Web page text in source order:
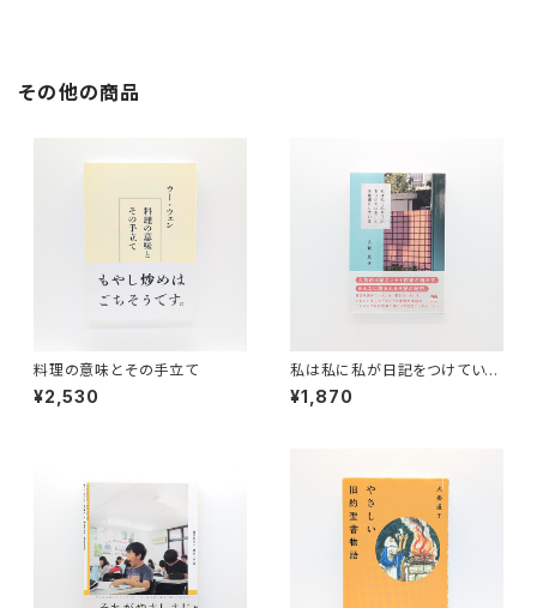
その他の商品
料理の意味とその手立て
¥2,530
私は私に私が日記をつけている
ことを秘密にしている
¥1,870